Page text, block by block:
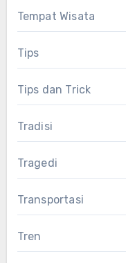
Tempat Wisata
Tips
Tips dan Trick
Tradisi
Tragedi
Transportasi
Tren